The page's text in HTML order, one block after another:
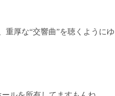
厚な“交響曲”を聴くよう